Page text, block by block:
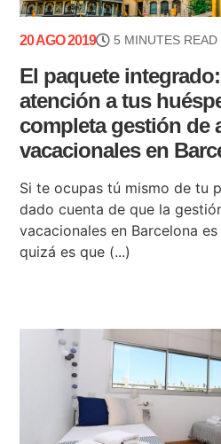
20 AGO 2019 5 MINUTES READ
El paquete
atención a tus
completa gestión de
vacacionales en
Si te ocupas tú mismo de tu
dado cuenta de que la
vacacionales en Barcelona
quizá es que (...)